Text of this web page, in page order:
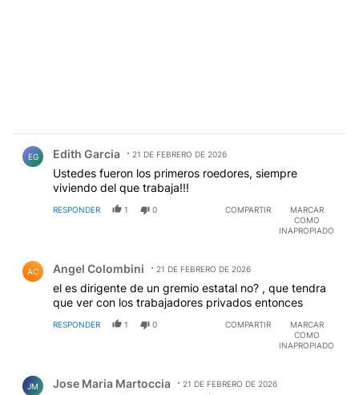
EG Edith Garcia 21 DE FEBRERO DE 2026
Ustedes fueron los primeros roedores, siempre
viviendo del que trabaja!!!
RESPONDER 1 0 COMPARTIR
MARCAR
COMO
INAPROPIADO
AC Angel Colombini 21 DE FEBRERO DE 2026
el es dirigente de un gremio estatal no? , que tendra
que ver con los trabajadores privados entonces
RESPONDER 1 0 COMPARTIR
MARCAR
COMO
INAPROPIADO
JM Jose Maria Martoccia 21 DE FEBRERO DE 2026